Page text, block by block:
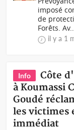
imposé
de
Forêts.
il y a 1
Info
Côte
à Koumassi
Goudé
les victimes
immédiat